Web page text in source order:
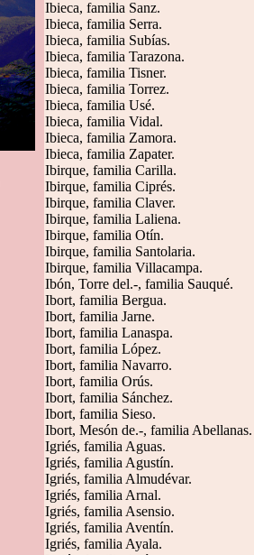
Ibieca, familia Sanz.
Ibieca, familia Serra.
Ibieca, familia Subías.
Ibieca, familia Tarazona.
Ibieca, familia Tisner.
Ibieca, familia Torrez.
Ibieca, familia Usé.
Ibieca, familia Vidal.
Ibieca, familia Zamora.
Ibieca, familia Zapater.
Ibirque, familia Carilla.
Ibirque, familia Ciprés.
Ibirque, familia Claver.
Ibirque, familia Laliena.
Ibirque, familia Otín.
Ibirque, familia Santolaria.
Ibirque, familia Villacampa.
Ibón, Torre del.-, familia Sauqué.
Ibort, familia Bergua.
Ibort, familia Jarne.
Ibort, familia Lanaspa.
Ibort, familia López.
Ibort, familia Navarro.
Ibort, familia Orús.
Ibort, familia Sánchez.
Ibort, familia Sieso.
Ibort, Mesón de.-, familia Abellanas.
Igriés, familia Aguas.
Igriés, familia Agustín.
Igriés, familia Almudévar.
Igriés, familia Arnal.
Igriés, familia Asensio.
Igriés, familia Aventín.
Igriés, familia Ayala.